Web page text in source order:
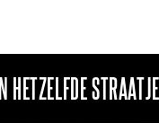
IN HETZELFDE STRAATJE